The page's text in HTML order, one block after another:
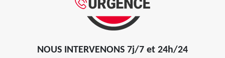
NOUS INTERVENONS 7j/7 et 24h/24